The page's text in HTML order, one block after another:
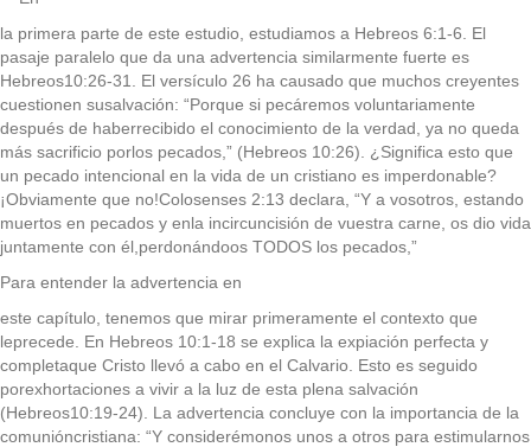
la primera parte de este estudio, estudiamos a Hebreos 6:1-6. El
pasaje paralelo que da una advertencia similarmente fuerte es
Hebreos10:26-31. El versículo 26 ha causado que muchos creyentes
cuestionen susalvación: “Porque si pecáremos voluntariamente
después de haberrecibido el conocimiento de la verdad, ya no queda
más sacrificio porlos pecados,” (Hebreos 10:26). ¿Significa esto que
un pecado intencional en la vida de un cristiano es imperdonable?
¡Obviamente que no!Colosenses 2:13 declara, “Y a vosotros, estando
muertos en pecados y enla incircuncisión de vuestra carne, os dio vida
juntamente con él,perdonándoos TODOS los pecados,”
Para entender la advertencia en
este capítulo, tenemos que mirar primeramente el contexto que
leprecede. En Hebreos 10:1-18 se explica la expiación perfecta y
completaque Cristo llevó a cabo en el Calvario. Esto es seguido
porexhortaciones a vivir a la luz de esta plena salvación
(Hebreos10:19-24). La advertencia concluye con la importancia de la
comunióncristiana: “Y considerémonos unos a otros para estimularnos